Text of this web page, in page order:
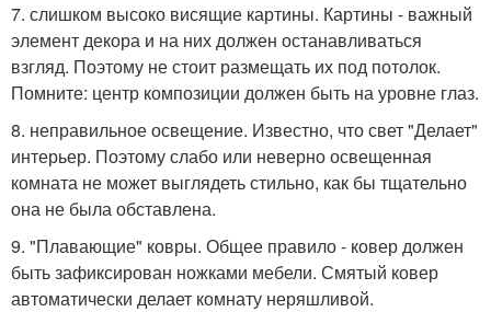
7. слишком высоко висящие картины. Картины - важный
элемент декора и на них должен останавливаться
взгляд. Поэтому не стоит размещать их под потолок.
Помните: центр композиции должен быть на уровне глаз.
8. неправильное освещение. Известно, что свет "Делает"
интерьер. Поэтому слабо или неверно освещенная
комната не может выглядеть стильно, как бы тщательно
она не была обставлена.
9. "Плавающие" ковры. Общее правило - ковер должен
быть зафиксирован ножками мебели. Смятый ковер
автоматически делает комнату неряшливой.